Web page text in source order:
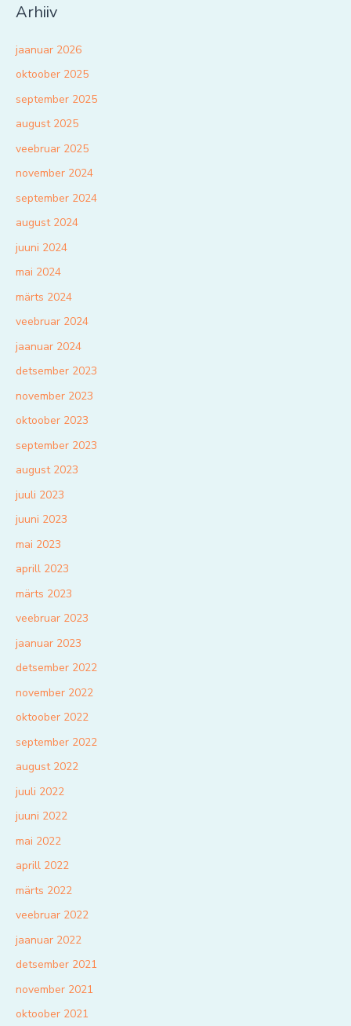
Arhiiv
jaanuar 2026
oktoober 2025
september 2025
august 2025
veebruar 2025
november 2024
september 2024
august 2024
juuni 2024
mai 2024
märts 2024
veebruar 2024
jaanuar 2024
detsember 2023
november 2023
oktoober 2023
september 2023
august 2023
juuli 2023
juuni 2023
mai 2023
aprill 2023
märts 2023
veebruar 2023
jaanuar 2023
detsember 2022
november 2022
oktoober 2022
september 2022
august 2022
juuli 2022
juuni 2022
mai 2022
aprill 2022
märts 2022
veebruar 2022
jaanuar 2022
detsember 2021
november 2021
oktoober 2021